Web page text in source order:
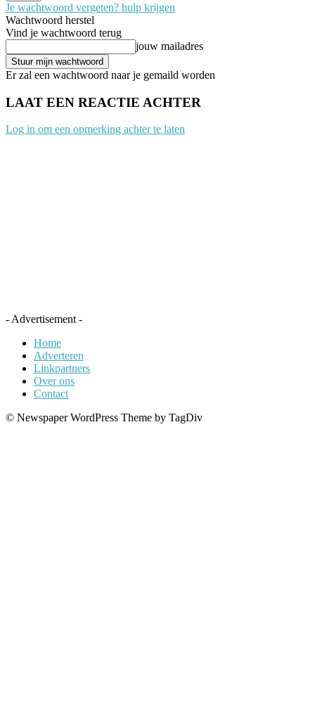
Je wachtwoord vergeten? hulp krijgen
Wachtwoord herstel
Vind je wachtwoord terug
jouw mailadres
Er zal een wachtwoord naar je gemaild worden
LAAT EEN REACTIE ACHTER
Log in om een opmerking achter te laten
- Advertisement -
Home
Adverteren
Linkpartners
Over ons
Contact
© Newspaper WordPress Theme by TagDiv